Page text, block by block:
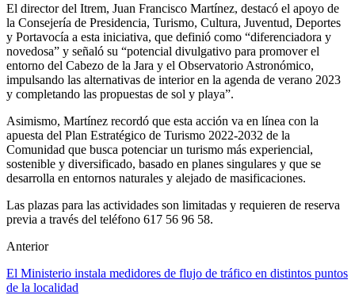
El director del Itrem, Juan Francisco Martínez, destacó el apoyo de
la Consejería de Presidencia, Turismo, Cultura, Juventud, Deportes
y Portavocía a esta iniciativa, que definió como “diferenciadora y
novedosa” y señaló su “potencial divulgativo para promover el
entorno del Cabezo de la Jara y el Observatorio Astronómico,
impulsando las alternativas de interior en la agenda de verano 2023
y completando las propuestas de sol y playa”.
Asimismo, Martínez recordó que esta acción va en línea con la
apuesta del Plan Estratégico de Turismo 2022-2032 de la
Comunidad que busca potenciar un turismo más experiencial,
sostenible y diversificado, basado en planes singulares y que se
desarrolla en entornos naturales y alejado de masificaciones.
Las plazas para las actividades son limitadas y requieren de reserva
previa a través del teléfono 617 56 96 58.
Anterior
El Ministerio instala medidores de flujo de tráfico en distintos puntos
de la localidad